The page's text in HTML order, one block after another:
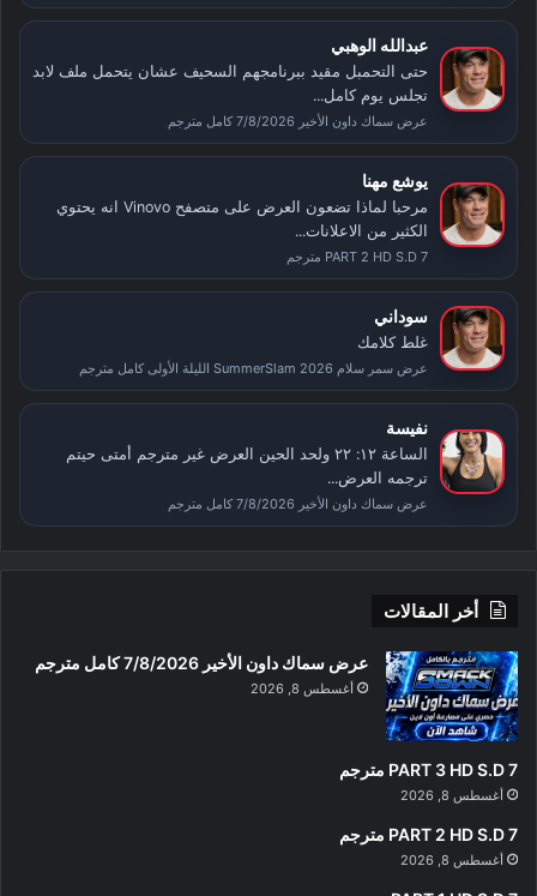
عبدالله الوهبي
حتى التحمبل مقيد ببرنامجهم السحيف عشان يتحمل ملف لابد
تجلس يوم كامل...
عرض سماك داون الأخير 7/8/2026 كامل مترجم
يوشع مهنا
مرحبا لماذا تضعون العرض على متصفح Vinovo انه يحتوي
الكثير من الاعلانات...
PART 2 HD S.D 7 مترجم
سوداني
غلط كلامك
عرض سمر سلام SummerSlam 2026 الليلة الأولى كامل مترجم
نفيسة
الساعة ١٢: ٢٢ ولحد الحين العرض غير مترجم أمتى حيتم
ترجمه العرض...
عرض سماك داون الأخير 7/8/2026 كامل مترجم
أخر المقالات
عرض سماك داون الأخير 7/8/2026 كامل مترجم
أغسطس 8, 2026
PART 3 HD S.D 7 مترجم
أغسطس 8, 2026
PART 2 HD S.D 7 مترجم
أغسطس 8, 2026